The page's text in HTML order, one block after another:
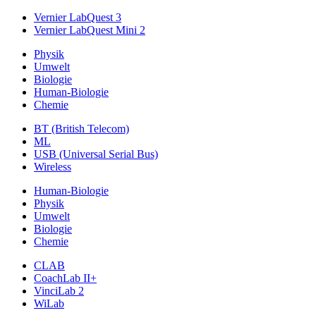
Vernier LabQuest 3
Vernier LabQuest Mini 2
Physik
Umwelt
Biologie
Human-Biologie
Chemie
BT (British Telecom)
ML
USB (Universal Serial Bus)
Wireless
Human-Biologie
Physik
Umwelt
Biologie
Chemie
CLAB
CoachLab II+
VinciLab 2
WiLab